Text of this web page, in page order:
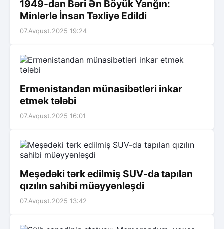
1949-dan Bəri Ən Böyük Yanğın:
Minlərlə İnsan Təxliyə Edildi
07.Avqust.2025 19:24
Ermənistandan münasibətləri inkar
etmək tələbi
07.Avqust.2025 16:01
Meşədəki tərk edilmiş SUV-da tapılan
qızılın sahibi müəyyənləşdi
07.Avqust.2025 13:42